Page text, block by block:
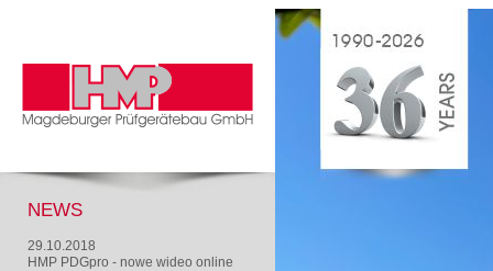
NEWS
29.10.2018
HMP PDGpro - nowe wideo online